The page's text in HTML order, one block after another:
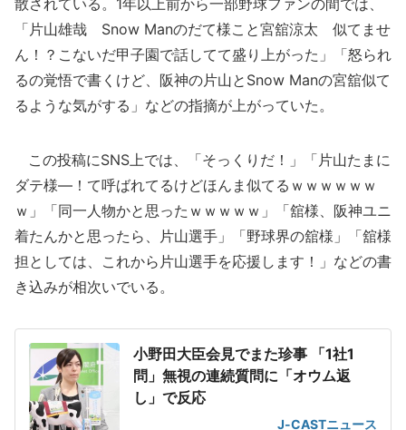
散されている。1年以上前から一部野球ファンの間では、
「片山雄哉 Snow Manのだて様こと宮舘涼太 似てませ
ん！？こないだ甲子園で話してて盛り上がった」「怒られ
るの覚悟で書くけど、阪神の片山とSnow Manの宮舘似て
るような気がする」などの指摘が上がっていた。
この投稿にSNS上では、「そっくりだ！」「片山たまに
ダテ様―！て呼ばれてるけどほんま似てるｗｗｗｗｗｗ
ｗ」「同一人物かと思ったｗｗｗｗｗ」「舘様、阪神ユニ
着たんかと思ったら、片山選手」「野球界の舘様」「舘様
担としては、これから片山選手を応援します！」などの書
き込みが相次いでいる。
小野田大臣会見でまた珍事 「1社1
問」無視の連続質問に「オウム返
し」で反応
J-CASTニュース